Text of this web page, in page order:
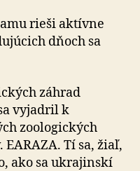
rieši aktívne
dňoch sa
záhrad
vyjadril k
zoologických
Tí sa, žiaľ,
ako sa ukrajinskí